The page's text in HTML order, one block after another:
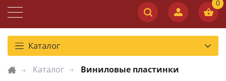
Каталог
Каталог Виниловые пластинки